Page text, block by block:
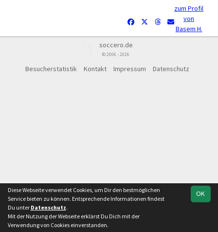
zum Profil
von
Basem H.
soccero.de
© 2006 - 2026
Besucherstatistik Kontakt Impressum Datenschutz
OK
Diese Webseite verwendet Cookies, um Dir den bestmöglichen
Service bieten zu können. Entsprechende Informationen findest
Du unter Datenschutz.
Mit der Nutzung der Webseite erklärst Du Dich mit der
Verwendung von Cookies einverstanden.